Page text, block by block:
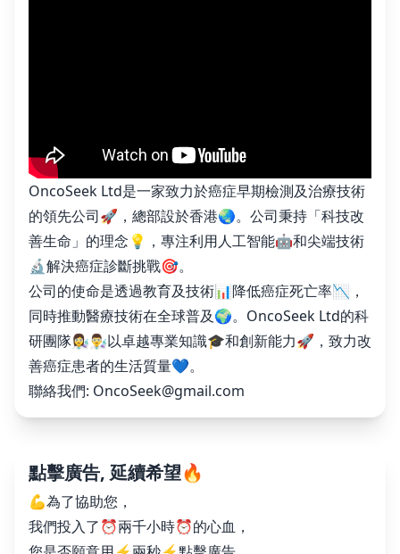
OncoSeek Ltd是一家致力於癌症早期檢測及治療技術
的領先公司🚀，總部設於香港🌏。公司秉持「科技改
善生命」的理念💡，專注利用人工智能🤖和尖端技術
🔬解決癌症診斷挑戰🎯。
公司的使命是透過教育及技術📊降低癌症死亡率📉，
同時推動醫療技術在全球普及🌍。OncoSeek Ltd的科
研團隊👩‍🔬👨‍🔬以卓越專業知識🎓和創新能力🚀，致力改
善癌症患者的生活質量💙。
聯絡我們: OncoSeek@gmail.com
點擊廣告, 延續希望🔥
💪為了協助您，
我們投入了⏰兩千小時⏰的心血，